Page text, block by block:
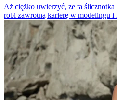
Aż ciężko uwierzyć, ze ta
robi zawrotną karierę w modelingu i niedługo będzie świętować 400
tys. obserwujących na instagramie.